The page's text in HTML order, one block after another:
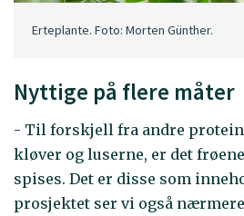
Erteplante. Foto: Morten Günther.
Nyttige på flere måter
- Til forskjell fra andre
kløver og luserne, er det
spises. Det er disse som
prosjektet ser vi også